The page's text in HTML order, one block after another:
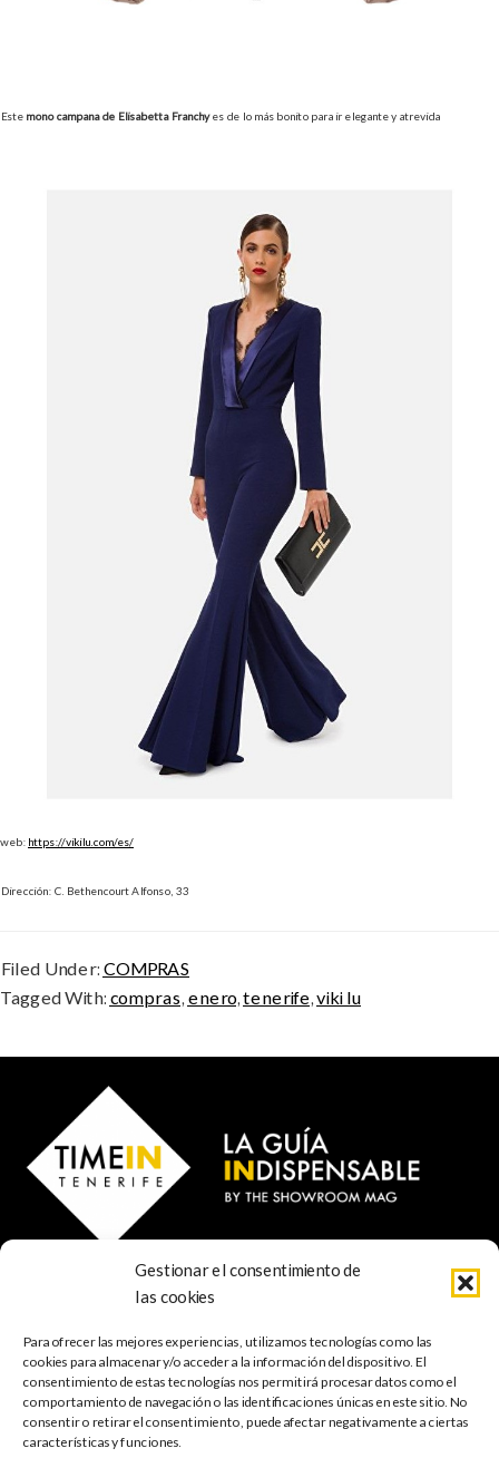
Gestionar el consentimiento de
las cookies
Para ofrecer las mejores experiencias, utilizamos tecnologías como las
cookies para almacenar y/o acceder a la información del dispositivo. El
consentimiento de estas tecnologías nos permitirá procesar datos como el
comportamiento de navegación o las identificaciones únicas en este sitio. No
consentir o retirar el consentimiento, puede afectar negativamente a ciertas
características y funciones.
Este mono campana de Elisabetta Franchyes de lo más bonito para ir elegante y atrevida
web: https://vikilu.com/es/
Dirección: C. Bethencourt Alfonso, 33
Filed Under: COMPRAS
Tagged With: compras enero, tenerife viki lu
© 2023 TIME IN TENERIFE - Rosti Family Group S.L.
38001 Santa Cruz de Tenerife (ES)
INDISPENSABLEARTE & CULTURAMÚSICAGASTRONOMÍA
NATURALEZAESCAPADASCOMPRASFOTOGRAFÍAGRATISINFANTIL